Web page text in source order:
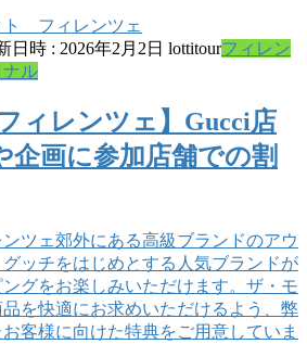
日時 : 2026年2月2日 lottitourフィレン
ル
ィレンツェ】Gucci店
企画に参加店舗での割
ツェ郊外にある高級ブランドのアウ
グッチをはじめとする人気ブランドが
グをお楽しみいただけます。ザ・モ
を快適にお求めいただけるよう、弊
客様に向けた特典をご用意していま